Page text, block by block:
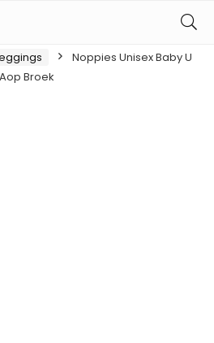
Noppies Unisex Baby U
Broek